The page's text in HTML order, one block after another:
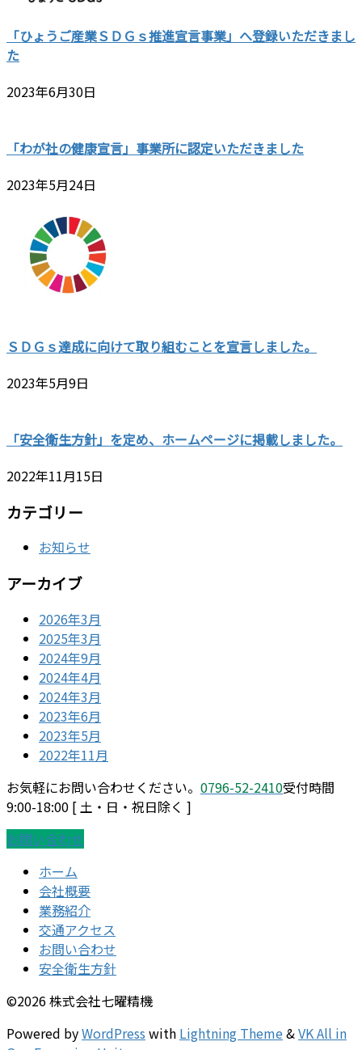
「ひょうご産業ＳＤＧｓ推進宣言事業」へ登録いただきまし
た
2023年6月30日
「わが社の健康宣言」事業所に認定いただきました
2023年5月24日
ＳＤＧｓ達成に向けて取り組むことを宣言しました。
2023年5月9日
「安全衛生方針」を定め、ホームページに掲載しました。
2022年11月15日
カテゴリー
お知らせ
アーカイブ
2026年3月
2025年3月
2024年9月
2024年4月
2024年3月
2023年6月
2023年5月
2022年11月
お気軽にお問い合わせください。 0796-52-2410受付時間
9:00-18:00 [ 土・日・祝日除く ]
お問い合わせ
ホーム
会社概要
業務紹介
交通アクセス
お問い合わせ
安全衛生方針
©2026 株式会社七曜精機
Powered byWordPress with Lightning Theme&VK All in